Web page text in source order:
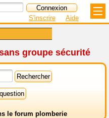
S'inscrire Aide
groupe sécurité
le forum plomberie